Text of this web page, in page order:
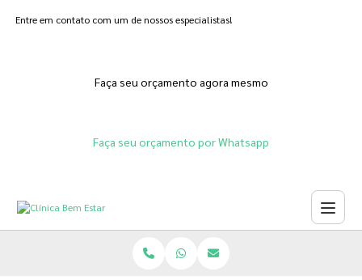
Entre em contato com um de nossos especialistas!
Faça seu orçamento agora mesmo
Faça seu orçamento por Whatsapp